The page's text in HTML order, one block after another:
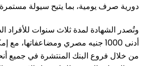
دورية صرف يومية، بما يتيح سيولة مستمرة
وتُصدر الشهادة لمدة ثلاث سنوات للأفراد
أدنى 1000 جنيه مصري ومضاعفاتها،
من خلال فروع البنك المنتشرة في جميع